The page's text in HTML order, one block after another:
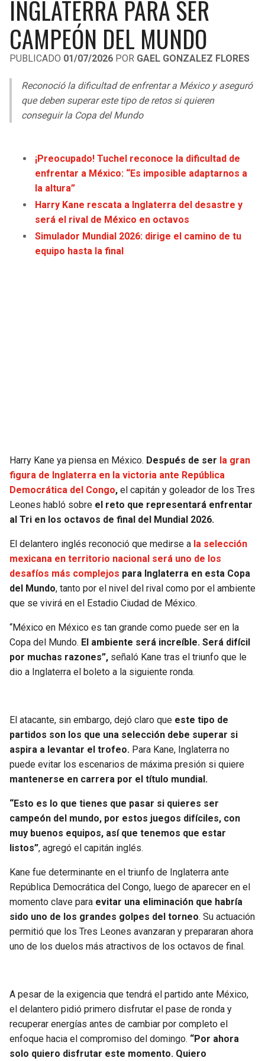
LIGA DE EXPANSIÓN MX
LEAGUES CUP
UEFA EUROPA LEAGUE
UEFA CONFERENCE LEAGUE
MLS
COPA LIBERTADORES
COPA SUDAMERICANA
OTRAS LIGAS
RAIDERS
CHARGERS
RAVENS
BENGALS
STEELERS
TEXANS
CARDINALS
RAMS
49ERS
SEAHAWKS
BEARS
PACKERS
VIKINGS
PANTHERS
SAINTS
BUCCANEERS
CAVALIERS
PISTONS
PACERS
BUCKS
HORNETS
MAVERICKS
ROCKETS
GRIZZLIES
PELICANS
SPURS
TIMBERWOLVES
THUNDER
JAZZ
INGLATERRA PARA SER
CAMPEÓN DEL MUNDO
PUBLICADO 01/07/2026 POR GAEL GONZALEZ FLORES
Reconoció la dificultad de enfrentar a México y aseguró
que deben superar este tipo de retos si quieren
conseguir la Copa del Mundo
¡Preocupado! Tuchel reconoce la dificultad de
enfrentar a México: “Es imposible adaptarnos a
la altura”
Harry Kane rescata a Inglaterra del desastre y
será el rival de México en octavos
Simulador Mundial 2026: dirige el camino de tu
equipo hasta la final
Harry Kane ya piensa en México. Después de ser la gran
figura de Inglaterra en la victoria ante República
Democrática del Congo, el capitán y goleador de los Tres
Leones habló sobre el reto que representará enfrentar
al Tri en los octavos de final del Mundial 2026.
El delantero inglés reconoció que medirse a la selección
mexicana en territorio nacional será uno de los
desafíos más complejos para Inglaterra en esta Copa
del Mundo, tanto por el nivel del rival como por el ambiente
que se vivirá en el Estadio Ciudad de México.
“México en México es tan grande como puede ser en la
Copa del Mundo. El ambiente será increíble. Será difícil
por muchas razones”, señaló Kane tras el triunfo que le
dio a Inglaterra el boleto a la siguiente ronda.
El atacante, sin embargo, dejó claro que este tipo de
partidos son los que una selección debe superar si
aspira a levantar el trofeo. Para Kane, Inglaterra no
puede evitar los escenarios de máxima presión si quiere
mantenerse en carrera por el título mundial.
“Esto es lo que tienes que pasar si quieres ser
campeón del mundo, por estos juegos difíciles, con
muy buenos equipos, así que tenemos que estar
listos”, agregó el capitán inglés.
Kane fue determinante en el triunfo de Inglaterra ante
República Democrática del Congo, luego de aparecer en el
momento clave para evitar una eliminación que habría
sido uno de los grandes golpes del torneo. Su actuación
permitió que los Tres Leones avanzaran y prepararan ahora
uno de los duelos más atractivos de los octavos de final.
A pesar de la exigencia que tendrá el partido ante México,
el delantero pidió primero disfrutar el pase de ronda y
recuperar energías antes de cambiar por completo el
enfoque hacia el compromiso del domingo. “Por ahora
solo quiero disfrutar este momento. Quiero